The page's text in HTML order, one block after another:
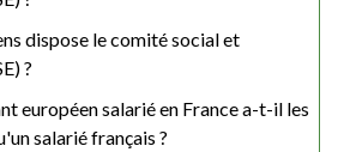
dispose le comité social et
?
européen salarié en France a-t-il les
salarié français ?